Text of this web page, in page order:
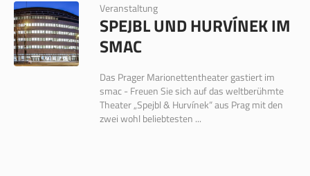
Veranstaltung
SPEJBL UND HURVÍNEK IM
SMAC
Das Prager Marionettentheater gastiert im
smac - Freuen Sie sich auf das weltberühmte
Theater „Spejbl & Hurvínek“ aus Prag mit den
zwei wohl beliebtesten ...